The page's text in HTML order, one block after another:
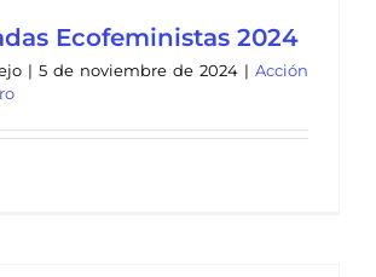
Ecofeministas 2024
| 5 de noviembre de 2024 | Acción